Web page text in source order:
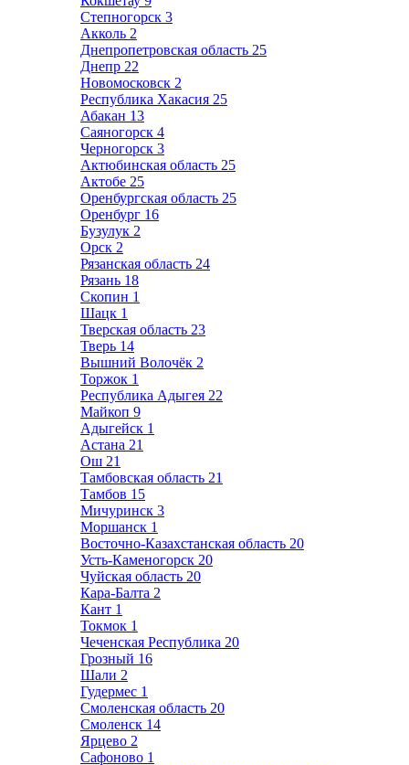
Степногорск 3
Акколь 2
Днепропетровская область 25
Днепр 22
Новомосковск 2
Республика Хакасия 25
Абакан 13
Саяногорск 4
Черногорск 3
Актюбинская область 25
Актобе 25
Оренбургская область 25
Оренбург 16
Бузулук 2
Орск 2
Рязанская область 24
Рязань 18
Скопин 1
Шацк 1
Тверская область 23
Тверь 14
Вышний Волочёк 2
Торжок 1
Республика Адыгея 22
Майкоп 9
Адыгейск 1
Астана 21
Ош 21
Тамбовская область 21
Тамбов 15
Мичуринск 3
Моршанск 1
Восточно-Казахстанская область 20
Усть-Каменогорск 20
Чуйская область 20
Кара-Балта 2
Кант 1
Токмок 1
Чеченская Республика 20
Грозный 16
Шали 2
Гудермес 1
Смоленская область 20
Смоленск 14
Ярцево 2
Сафоново 1